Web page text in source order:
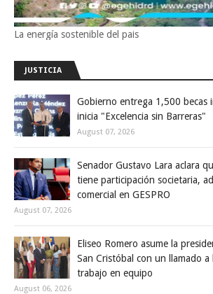
La energía sostenible del pais
JUSTICIA
Gobierno entrega 1,500 becas
inicia "Excelencia sin Barreras"
August 07, 2026
Senador Gustavo Lara aclara
tiene participación societaria,
comercial en GESPRO
August 07, 2026
Eliseo Romero asume la
San Cristóbal con un llamado a
trabajo en equipo
August 06, 2026